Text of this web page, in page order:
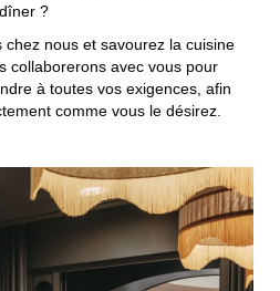
?
nous et savourez la cuisine
collaborerons avec vous pour
à toutes vos exigences, afin
comme vous le désirez.